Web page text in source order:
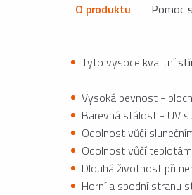
O produktu Pomoc
Tyto vysoce kvalitní
Vysoká pevnost -
Barevná stálost - UV
Odolnost vůči
Odolnost vůčí
Dlouhá životnost při
Horní a spodní stranu